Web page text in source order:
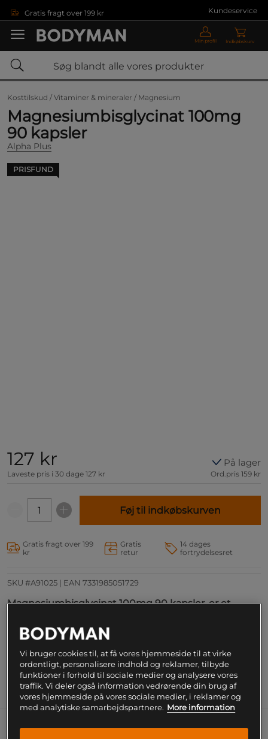
Gratis fragt over 199 kr Kundeservice
Min profil Indkøbskurv
Kosttilskud / Vitaminer & mineraler / Magnesium
Magnesiumbisglycinat 100mg
90 kapsler
Alpha Plus
PRISFUND
127 kr
Laveste pris i 30 dage 127 kr Ord.pris 159 kr
På lager
Føj til indkøbskurven
Gratis fragt over 199
kr
Gratis
retur
14 dages
fortrydelsesret
SKU #A91025 | EAN 7331985051729
Magnesiumbisglycinat 100mg 90 kapsler, er et
magnesium per kapsel.
Læs mere
Information Næringsværdi og ingredienser
Magnesiumbisglycinat fra Alpha Plus indeholder 100
Vi bruger cookies til, at få vores hjemmeside til at virke
ordentligt, personalisere indhold og reklamer, tilbyde
funktioner i forhold til sociale medier og analysere vores
traffik. Vi deler også information vedrørende din brug af
vores hjemmeside på vores sociale medier, i reklamer og
med analytiske samarbejdspartnere. More information